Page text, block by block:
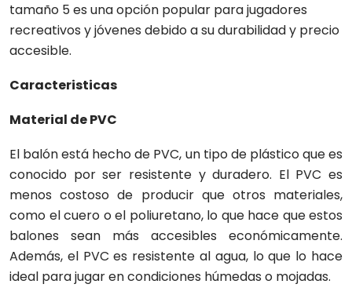
tamaño 5 es una opción popular para jugadores
recreativos y jóvenes debido a su durabilidad y precio
accesible.
Caracteristicas
Material de PVC
El balón está hecho de PVC, un tipo de plástico que es
conocido por ser resistente y duradero. El PVC es
menos costoso de producir que otros materiales,
como el cuero o el poliuretano, lo que hace que estos
balones sean más accesibles económicamente.
Además, el PVC es resistente al agua, lo que lo hace
ideal para jugar en condiciones húmedas o mojadas.